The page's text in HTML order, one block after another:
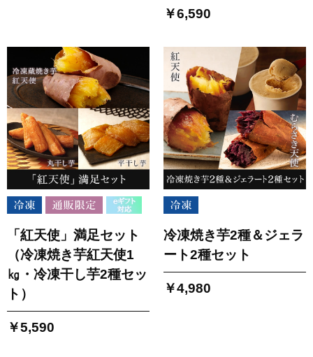
￥6,590
「紅天使」満足セット
（冷凍焼き芋紅天使1
㎏・冷凍干し芋2種セッ
ト）
￥5,590
冷凍焼き芋2種＆ジェラ
ート2種セット
￥4,980